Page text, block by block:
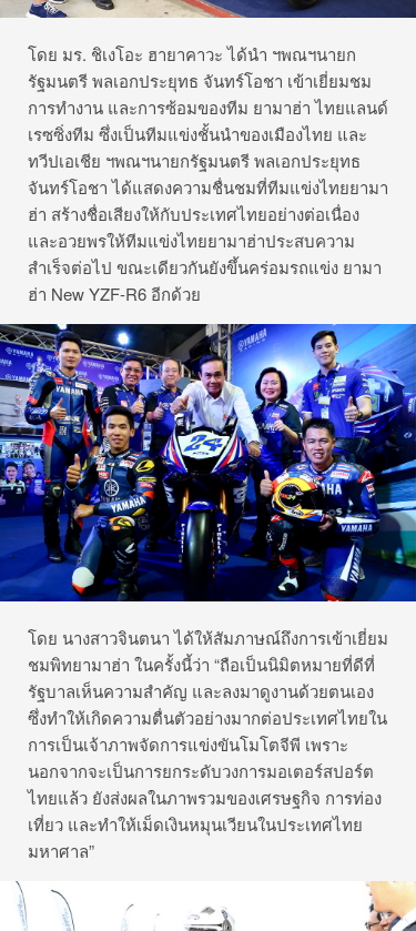
โดย มร. ชิเงโอะ ฮายาคาวะ ได้นำ ฯพณฯนายก
รัฐมนตรี พลเอกประยุทธ จันทร์โอชา เข้าเยี่ยมชม
การทำงาน และการซ้อมของทีม ยามาฮ่า ไทยแลนด์
เรซซิ่งทีม ซึ่งเป็นทีมแข่งชั้นนำของเมืองไทย และ
ทวีปเอเชีย ฯพณฯนายกรัฐมนตรี พลเอกประยุทธ
จันทร์โอชา ได้แสดงความชื่นชมที่ทีมแข่งไทยยามา
ฮ่า สร้างชื่อเสียงให้กับประเทศไทยอย่างต่อเนื่อง
และอวยพรให้ทีมแข่งไทยยามาฮ่าประสบความ
สำเร็จต่อไป ขณะเดียวกันยังขึ้นคร่อมรถแข่ง ยามา
ฮ่า New YZF-R6 อีกด้วย
โดย นางสาวจินตนา ได้ให้สัมภาษณ์ถึงการเข้าเยี่ยม
ชมพิทยามาฮ่า ในครั้งนี้ว่า “ถือเป็นนิมิตหมายที่ดีที่
รัฐบาลเห็นความสำคัญ และลงมาดูงานด้วยตนเอง
ซึ่งทำให้เกิดความตื่นตัวอย่างมากต่อประเทศไทยใน
การเป็นเจ้าภาพจัดการแข่งขันโมโตจีพี เพราะ
นอกจากจะเป็นการยกระดับวงการมอเตอร์สปอร์ต
ไทยแล้ว ยังส่งผลในภาพรวมของเศรษฐกิจ การท่อง
เที่ยว และทำให้เม็ดเงินหมุนเวียนในประเทศไทย
มหาศาล”